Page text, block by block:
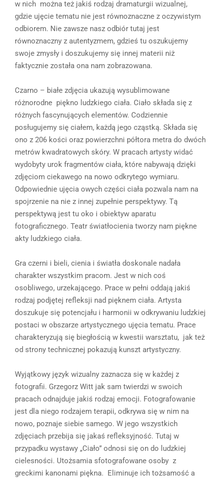
w nich można też jakiś rodzaj dramaturgii wizualnej,
gdzie ujęcie tematu nie jest równoznaczne z oczywistym
odbiorem. Nie zawsze nasz odbiór tutaj jest
równoznaczny z autentyzmem, gdzieś tu oszukujemy
swoje zmysły i doszukujemy się innej materii niż
faktycznie została ona nam zobrazowana.
Czarno – białe zdjęcia ukazują wysublimowane
różnorodne piękno ludzkiego ciała. Ciało składa się z
różnych fascynujących elementów. Codziennie
posługujemy się ciałem, każdą jego cząstką. Składa się
ono z 206 kości oraz powierzchni półtora metra do dwóch
metrów kwadratowych skóry. W pracach artysty widać
wydobyty urok fragmentów ciała, które nabywają dzięki
zdjęciom ciekawego na nowo odkrytego wymiaru.
Odpowiednie ujęcia owych części ciała pozwala nam na
spojrzenie na nie z innej zupełnie perspektywy. Tą
perspektywą jest tu oko i obiektyw aparatu
fotograficznego. Teatr światłocienia tworzy nam piękne
akty ludzkiego ciała.
Gra czerni i bieli, cienia i światła doskonale nadała
charakter wszystkim pracom. Jest w nich coś
osobliwego, urzekającego. Prace w pełni oddają jakiś
rodzaj podjętej refleksji nad pięknem ciała. Artysta
doszukuje się potencjału i harmonii w odkrywaniu ludzkiej
postaci w obszarze artystycznego ujęcia tematu. Prace
charakteryzują się biegłością w kwestii warsztatu, jak też
od strony technicznej pokazują kunszt artystyczny.
Wyjątkowy język wizualny zaznacza się w każdej z
fotografii. Grzegorz Witt jak sam twierdzi w swoich
pracach odnajduje jakiś rodzaj emocji. Fotografowanie
jest dla niego rodzajem terapii, odkrywa się w nim na
nowo, poznaje siebie samego. W jego wszystkich
zdjęciach przebija się jakaś refleksyjność. Tutaj w
przypadku wystawy „Ciało” odnosi się on do ludzkiej
cielesności. Utożsamia sfotografowane osoby z
greckimi kanonami piękna. Eliminuje ich tożsamość a